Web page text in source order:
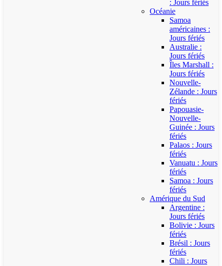
: Jours fériés
Océanie
Samoa
américaines :
Jours fériés
Australie :
Jours fériés
Îles Marshall :
Jours fériés
Nouvelle-
Zélande : Jours
fériés
Papouasie-
Nouvelle-
Guinée : Jours
fériés
Palaos : Jours
fériés
Vanuatu : Jours
fériés
Samoa : Jours
fériés
Amérique du Sud
Argentine :
Jours fériés
Bolivie : Jours
fériés
Brésil : Jours
fériés
Chili : Jours